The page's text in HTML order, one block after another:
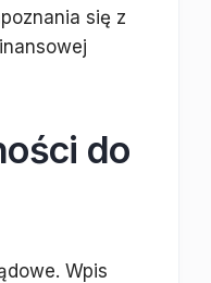
się z
do
Wpis